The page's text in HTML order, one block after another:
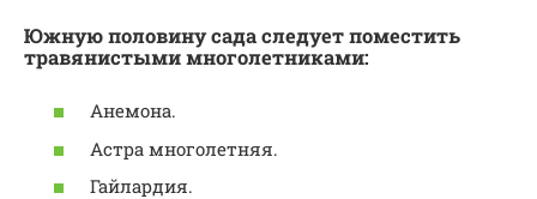
Южную половину сада следует поместить
травянистыми многолетниками:
Анемона.
Астра многолетняя.
Гайлардия.